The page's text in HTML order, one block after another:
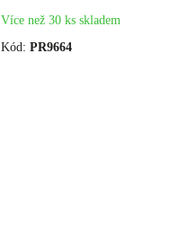
Více než 30 ks skladem
Kód: PR9664